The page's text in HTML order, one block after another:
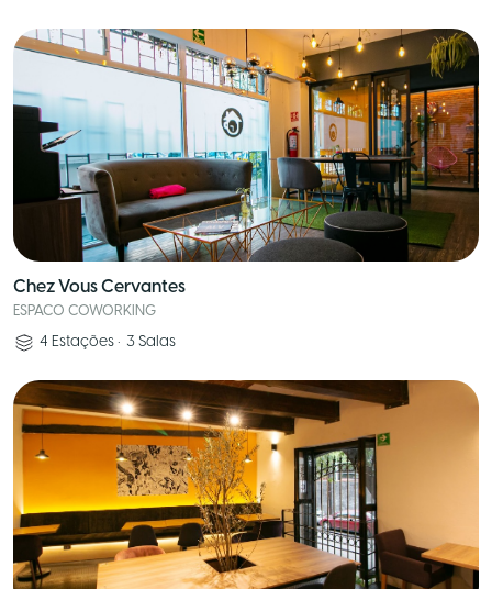
Chez Vous Cervantes
ESPACO COWORKING
4 Estações • 3 Salas